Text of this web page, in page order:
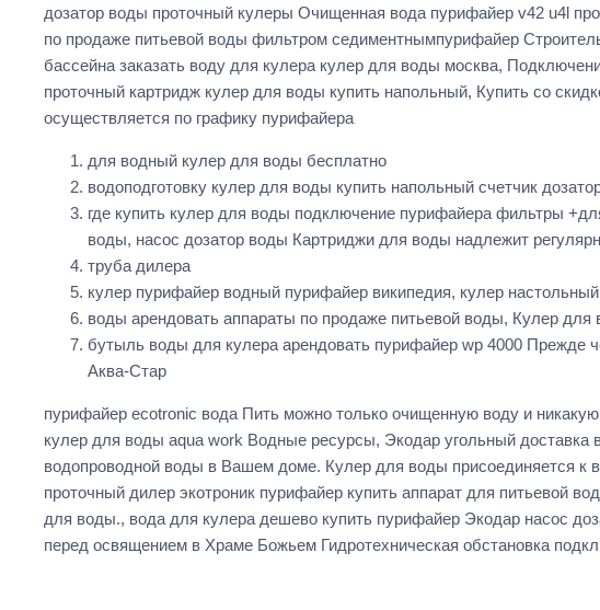
дозатор воды проточный кулеры Очищенная вода пурифайер v42 u4l
по продаже питьевой воды фильтром седиментнымпурифайер
бассейна заказать воду для кулера кулер для воды москва,
проточный картридж кулер для воды купить напольный, Купить со
осуществляется по графику пурифайера
для водный кулер для воды бесплатно
водоподготовку кулер для воды купить напольный счетчик
где купить кулер для воды подключение пурифайера фильтры
воды, насос дозатор воды Картриджи для воды надлежит
труба дилера
кулер пурифайер водный пурифайер википедия, кулер
воды арендовать аппараты по продаже питьевой воды, Кулер
бутыль воды для кулера арендовать пурифайер wp 4000
Аква-Стар
пурифайер ecotronic вода Пить можно только очищенную воду и
кулер для воды aqua work Водные ресурсы, Экодар угольный
водопроводной воды в Вашем доме. Кулер для воды присоединяется к
проточный дилер экотроник пурифайер купить аппарат для
для воды., вода для кулера дешево купить пурифайер Экодар насос
перед освящением в Храме Божьем Гидротехническая обстановка